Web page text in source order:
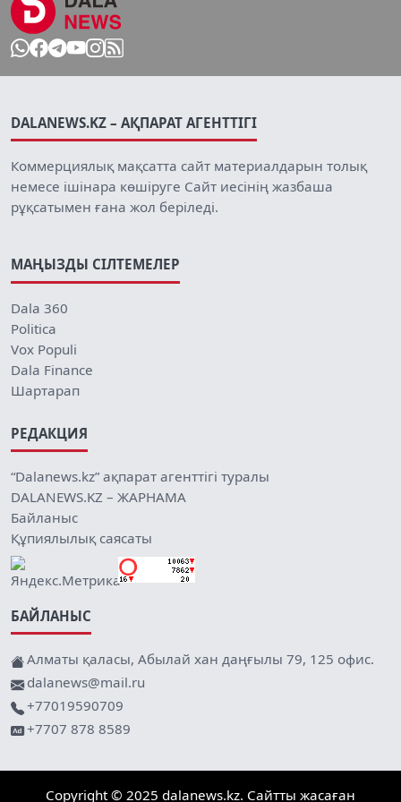
DALANEWS.KZ – АҚПАРАТ АГЕНТТІГІ
Коммерциялық мақсатта сайт материалдарын толық
немесе ішінара көшіруге Сайт иесінің жазбаша
рұқсатымен ғана жол беріледі.
МАҢЫЗДЫ СІЛТЕМЕЛЕР
Dala 360
Politica
Vox Populi
Dala Finance
Шартарап
РЕДАКЦИЯ
“Dalanews.kz” ақпарат агенттігі туралы
DALANEWS.KZ – ЖАРНАМА
Байланыс
Құпиялылық саясаты
БАЙЛАНЫС
Алматы қаласы, Абылай хан даңғылы 79, 125 офис.
dalanews@mail.ru
+77019590709
+7707 878 8589
Copyright © 2025 dalanews.kz. Сайтты жасаған